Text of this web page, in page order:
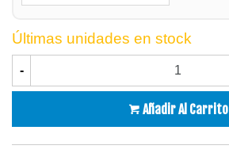
Últimas unidades en stock
-
Añadir Al Carrito